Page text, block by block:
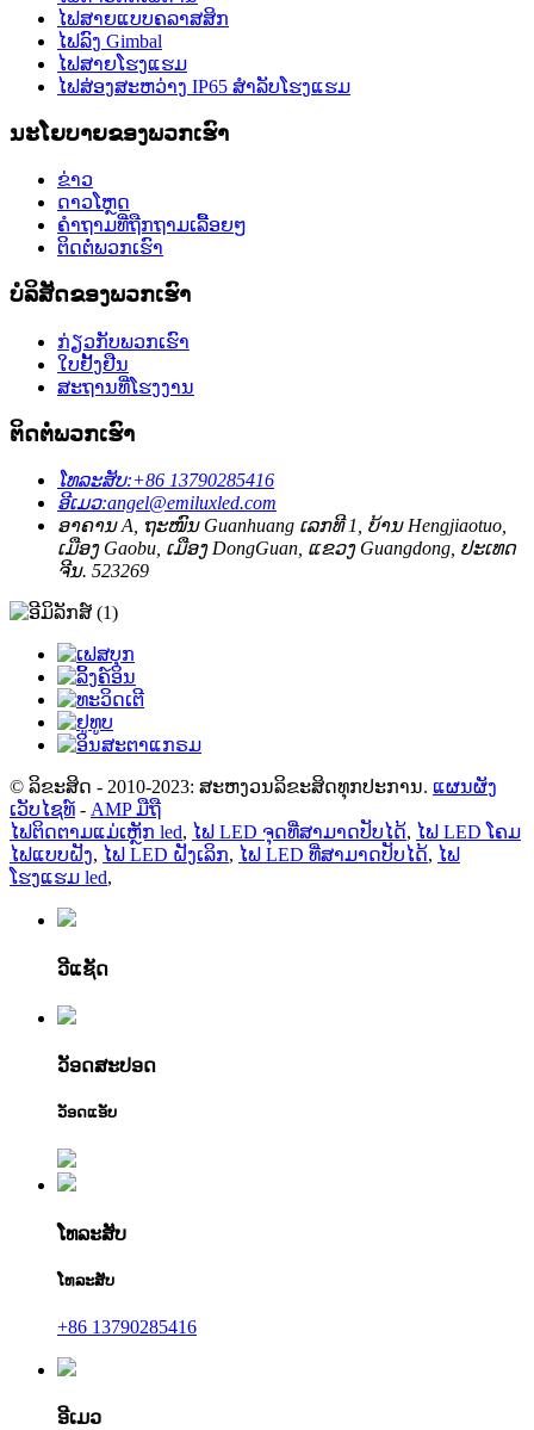
ໄຟສາຍແບບຄລາສສິກ
ໄຟລົງ Gimbal
ໄຟສາຍໂຮງແຮມ
ໄຟສ່ອງສະຫວ່າງ IP65 ສຳລັບໂຮງແຮມ
ນະໂຍບາຍຂອງພວກເຮົາ
ຂ່າວ
ດາວໂຫຼດ
ຄຳຖາມທີ່ຖືກຖາມເລື້ອຍໆ
ຕິດຕໍ່ພວກເຮົາ
ບໍລິສັດຂອງພວກເຮົາ
ກ່ຽວກັບພວກເຮົາ
ໃບຢັ້ງຢືນ
ສະຖານທີ່ໂຮງງານ
ຕິດຕໍ່ພວກເຮົາ
ໂທລະສັບ:+86 13790285416
ອີເມວ:angel@emiluxled.com
ອາຄານ A, ຖະໜົນ Guanhuang ເລກທີ 1, ບ້ານ Hengjiaotuo,
ເມືອງ Gaobu, ເມືອງ DongGuan, ແຂວງ Guangdong, ປະເທດ
ຈີນ. 523269
© ລິຂະສິດ - 2010-2023: ສະຫງວນລິຂະສິດທຸກປະການ. ແຜນຜັງ
ເວັບໄຊທ໌ - AMP ມືຖື
ໄຟຕິດຕາມແມ່ເຫຼັກ led, ໄຟ LED ຈຸດທີ່ສາມາດປັບໄດ້, ໄຟ LED ໂຄມ
ໄຟແບບຝັງ, ໄຟ LED ຝັງເລິກ, ໄຟ LED ທີ່ສາມາດປັບໄດ້, ໄຟ
ໂຮງແຮມ led,
ວີແຊັດ
ວັອດສະປອດ
ວັອດແອັບ
ໂທລະສັບ
ໂທລະສັບ
+86 13790285416
ອີເມວ